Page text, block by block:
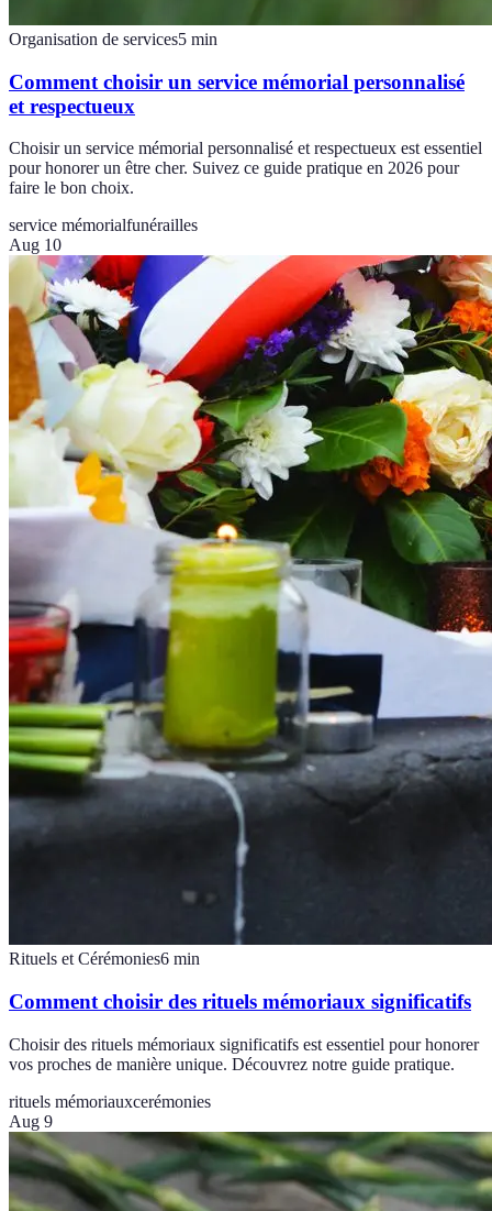
Organisation de services5 min
Comment choisir un service mémorial personnalisé
et respectueux
Choisir un service mémorial personnalisé et respectueux est essentiel
pour honorer un être cher. Suivez ce guide pratique en 2026 pour
faire le bon choix.
service mémorialfunérailles
Aug 10
Rituels et Cérémonies6 min
Comment choisir des rituels mémoriaux significatifs
Choisir des rituels mémoriaux significatifs est essentiel pour honorer
vos proches de manière unique. Découvrez notre guide pratique.
rituels mémoriauxcerémonies
Aug 9